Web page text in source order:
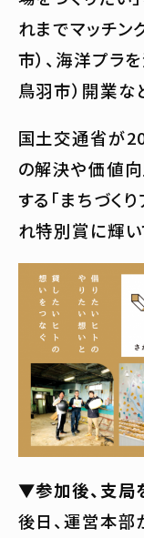
れまでマッチン
市）、海洋プラ
鳥羽市）開業な
国土交通省が
の解決や価値
する「まちづく
れ特別賞に輝い
▼参加後、支局
後日、運営本部